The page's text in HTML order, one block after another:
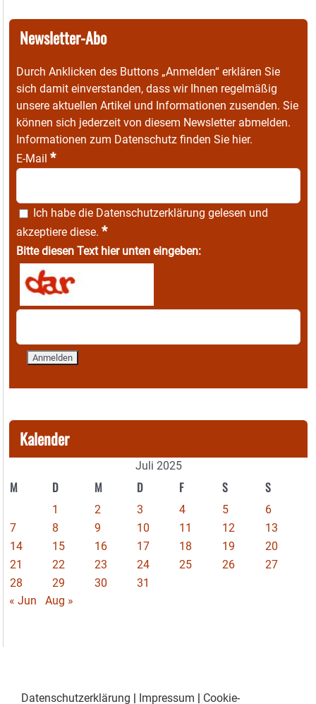
Newsletter-Abo
Durch Anklicken des Buttons „Anmelden“ erklären Sie
sich damit einverstanden, dass wir Ihnen regelmäßig
unsere aktuellen Artikel und Informationen zusenden. Sie
können sich jederzeit von diesem Newsletter abmelden.
Informationen zum Datenschutz finden Sie hier.
E-Mail *
Ich habe die Datenschutzerklärung gelesen und
akzeptiere diese. *
Bitte diesen Text hier unten eingeben:
Kalender
Juli 2025
M D M D F S S
1 2 3 4 5
6
7
8 9 10 11 12
13
14
15 16 17 18 19
20
21
22 23 24 25 26
27
28
29 30
31
« Jun
Aug »
Datenschutzerklärung | Impressum | Cookie-